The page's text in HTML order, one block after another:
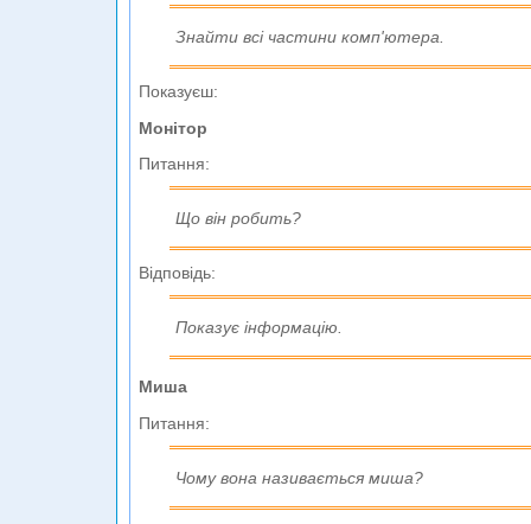
Знайти всі частини комп'ютера.
Показуєш:
Монітор
Питання:
Що він робить?
Відповідь:
Показує інформацію.
Миша
Питання:
Чому вона називається миша?